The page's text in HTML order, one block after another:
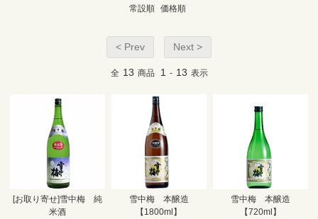
常設順 価格順
< Prev Next >
全 13 商品 1 - 13 表示
[お取り寄せ]雪中梅 純
米酒
雪中梅 本醸造
【1800ml】
雪中梅 本醸造
【720ml】